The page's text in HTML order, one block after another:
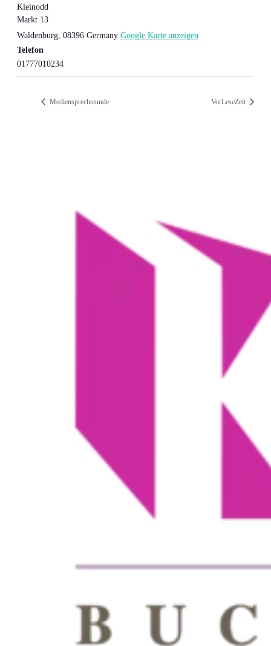
Kleinodd
Markt 13
Waldenburg, 08396 Germany Google Karte anzeigen
Telefon
01777010234
Mediensprechstunde VorLeseZeit